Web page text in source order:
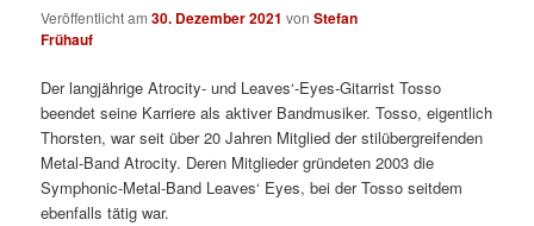
Veröffentlicht am30. Dezember 2021 vonStefan
Frühauf
Der langjährige Atrocity- und Leaves‘-Eyes-Gitarrist Tosso
beendet seine Karriere als aktiver Bandmusiker. Tosso, eigentlich
Thorsten, war seit über 20 Jahren Mitglied der stilübergreifenden
Metal-Band Atrocity. Deren Mitglieder gründeten 2003 die
Symphonic-Metal-Band Leaves‘ Eyes, bei der Tosso seitdem
ebenfalls tätig war.